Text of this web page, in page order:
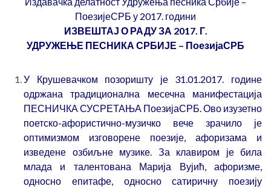
ПоезијеСРБ у 2017. години
ИЗВЕШТАЈ О РАДУ ЗА 2017. Г.
УДРУЖЕЊЕ ПЕСНИКА СРБИЈЕ – ПоезијаСРБ
У Крушевачком позоришту је 31.01.2017. године
одржана традиционална месечна манифестација
ПЕСНИЧКА СУСРЕТАЊА ПоезијаСРБ. Ово изузетно
поетско-афористично-музичко вече зрачило је
оптимизмом изговорене поезије, афоризама и
изведене озбиљне музике. За клавиром је била
млада и талентована Марија Вујић, афоризме,
односно епитафе, односно сатиричну поезију